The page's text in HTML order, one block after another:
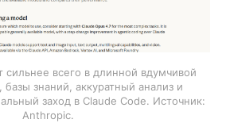
сильнее всего в длинной вдумчивой
знаний, аккуратный анализ и
заход в Claude Code. Источник:
Anthropic.